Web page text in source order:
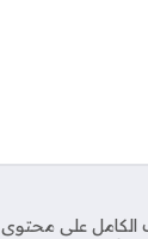
الكامل على محتوى